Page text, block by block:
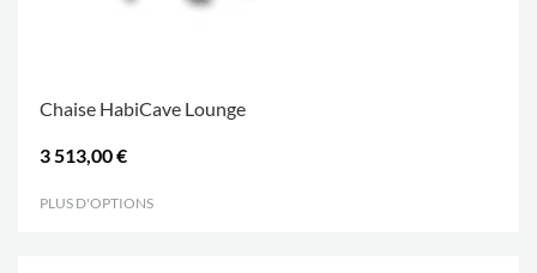
Chaise HabiCave Lounge
3 513,00 €
PLUS D'OPTIONS